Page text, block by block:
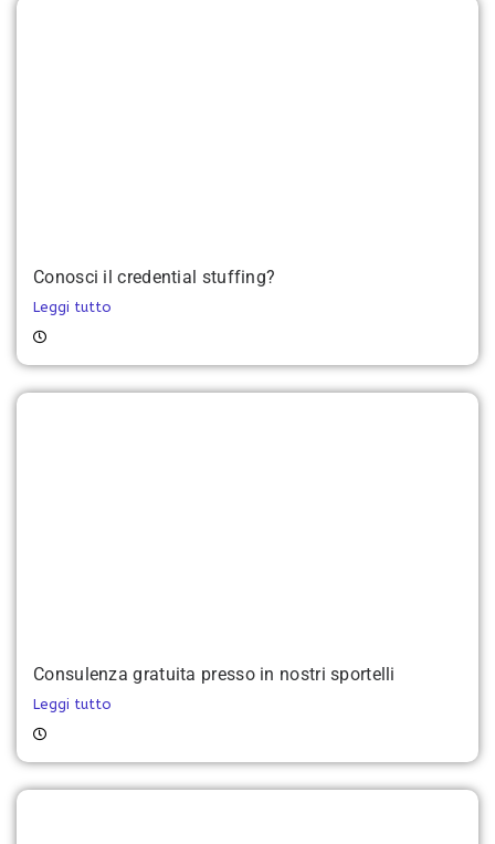
Conosci il credential stuffing?
Leggi tutto
Consulenza gratuita presso in nostri sportelli
Leggi tutto